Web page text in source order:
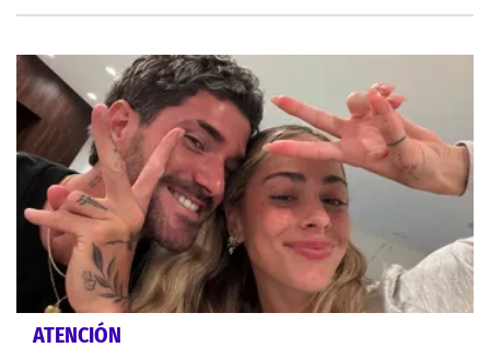
ATENCIÓN